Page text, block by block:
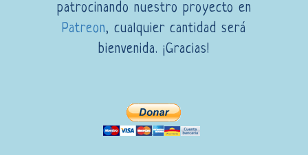
patrocinando nuestro proyecto en
Patreon, cualquier cantidad será
bienvenida. ¡Gracias!